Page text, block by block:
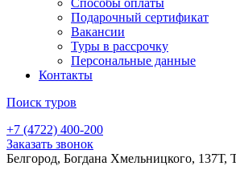
Подарочный сертификат
Вакансии
Туры в рассрочку
Персональные данные
Контакты
Поиск туров
+7 (4722) 400-200
Заказать звонок
Белгород, Богдана Хмельницкого,